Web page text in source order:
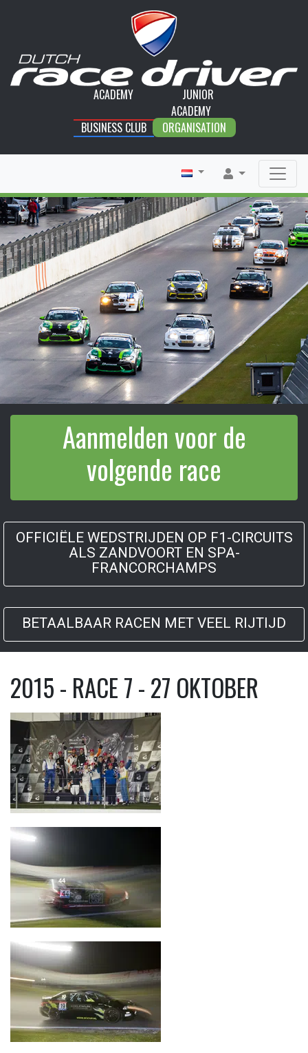
ACADEMY
JUNIOR
ACADEMY
BUSINESS CLUB
ORGANISATION
Aanmelden voor de
volgende race
OFFICIËLE WEDSTRIJDEN OP F1-CIRCUITS
ALS ZANDVOORT EN SPA-
FRANCORCHAMPS
BETAALBAAR RACEN MET VEEL RIJTIJD
2015 - RACE 7 - 27 OKTOBER